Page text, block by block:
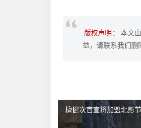
版权声明：
本文
益，请联系我们删
檀健次官宣将加盟北影